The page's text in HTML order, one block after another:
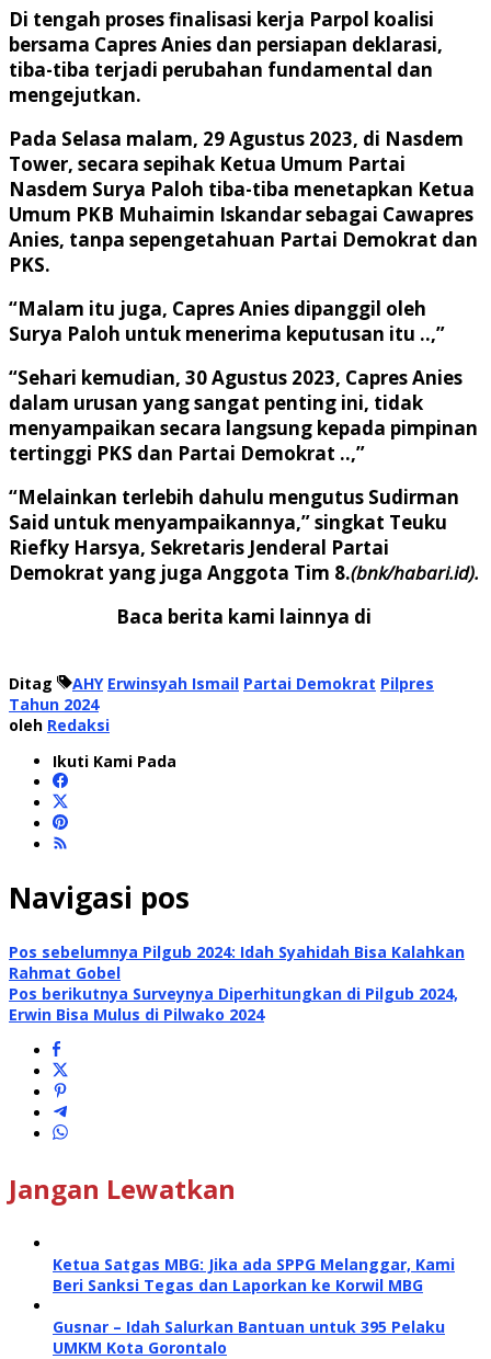
Di tengah proses finalisasi kerja Parpol koalisi
bersama Capres Anies dan persiapan deklarasi,
tiba-tiba terjadi perubahan fundamental dan
mengejutkan.
Pada Selasa malam, 29 Agustus 2023, di Nasdem
Tower, secara sepihak Ketua Umum Partai
Nasdem Surya Paloh tiba-tiba menetapkan Ketua
Umum PKB Muhaimin Iskandar sebagai Cawapres
Anies, tanpa sepengetahuan Partai Demokrat dan
PKS.
“Malam itu juga, Capres Anies dipanggil oleh
Surya Paloh untuk menerima keputusan itu ..,”
“Sehari kemudian, 30 Agustus 2023, Capres Anies
dalam urusan yang sangat penting ini, tidak
menyampaikan secara langsung kepada pimpinan
tertinggi PKS dan Partai Demokrat ..,”
“Melainkan terlebih dahulu mengutus Sudirman
Said untuk menyampaikannya,” singkat Teuku
Riefky Harsya, Sekretaris Jenderal Partai
Demokrat yang juga Anggota Tim 8.(bnk/habari.id).
Baca berita kami lainnya di
Ditag AHY Erwinsyah Ismail Partai Demokrat Pilpres
Tahun 2024
oleh Redaksi
Ikuti Kami Pada
Navigasi pos
Pos sebelumnya Pilgub 2024: Idah Syahidah Bisa Kalahkan
Rahmat Gobel
Pos berikutnya Surveynya Diperhitungkan di Pilgub 2024,
Erwin Bisa Mulus di Pilwako 2024
Jangan Lewatkan
Ketua Satgas MBG: Jika ada SPPG Melanggar, Kami
Beri Sanksi Tegas dan Laporkan ke Korwil MBG
Gusnar – Idah Salurkan Bantuan untuk 395 Pelaku
UMKM Kota Gorontalo